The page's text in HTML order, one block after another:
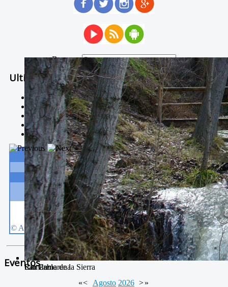
Buscar...
Camarena de la Sierra
San Pablo
Río Camarena
Ultimas Noticias
Solidaria carrera - 7 TÉRMINOS XTREM
Temporal de Febrero
Nevada Enero 2018
La estación de esquí de Javalambre abrirán este sábado
Larga vida a las escuelas
Eventos
«< Agosto 2026 >»